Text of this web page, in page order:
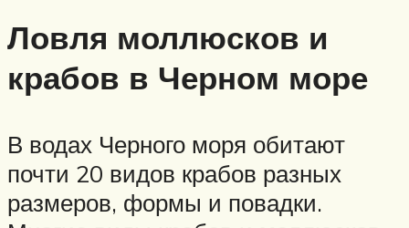
Ловля моллюсков и
крабов в Черном море
В водах Черного моря обитают
почти 20 видов крабов разных
размеров, формы и повадки.